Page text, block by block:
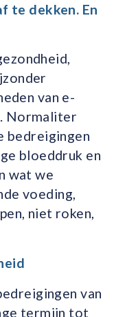
te dekken. En
van e-
Normaliter
bedreigingen
bloeddruk en
wat we
voeding,
niet roken,
van
termijn tot